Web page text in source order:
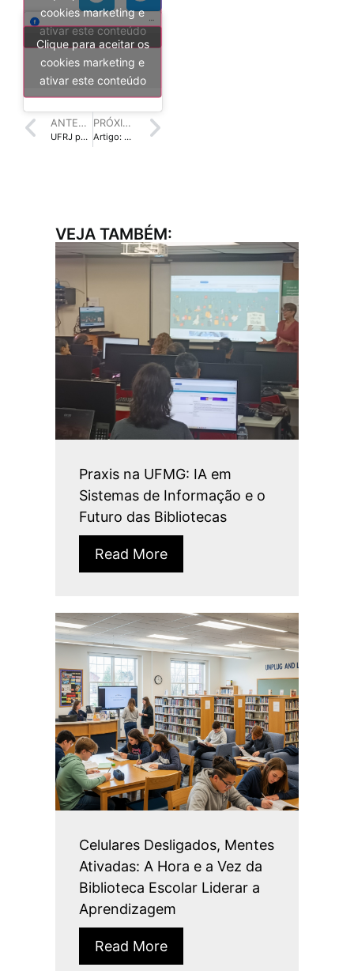
cookies marketing e
ativar este conteúdo
Clique para aceitar os
cookies marketing e
ativar este conteúdo
ANTERIOR
UFRJ publica nova edição da Revista Conhecimento em Ação
PRÓXIMO
Artigo: A falência do livro didático
VEJA TAMBÉM:
Praxis na UFMG: IA em
Sistemas de Informação e o
Futuro das Bibliotecas
Read More
Celulares Desligados, Mentes
Ativadas: A Hora e a Vez da
Biblioteca Escolar Liderar a
Aprendizagem
Read More